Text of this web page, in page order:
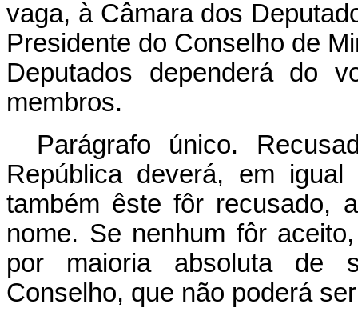
vaga, à Câmara dos
Presidente do Conselho de
Deputados dependerá do
membros.
Parágrafo único.
República deverá, em
também êste fôr recusado,
nome. Se nenhum fôr
por maioria absoluta de
Conselho, que não poderá